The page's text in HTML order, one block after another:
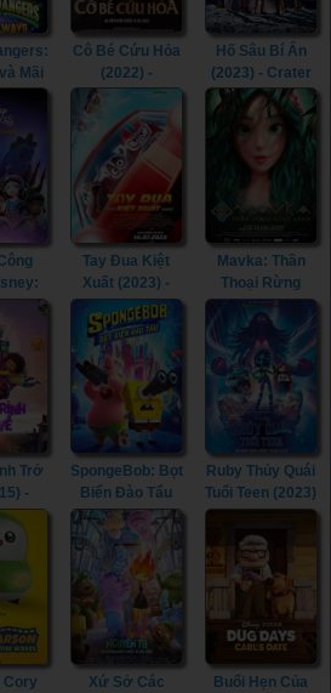
Mãi
-
Cô Bé Cứu Hỏa
(2022) -
Fireheart (2022)
Hố Sâu Bí Ẩn
(2023) - Crater
(2023)
Lâu
-
The
Tay Đua Kiệt
Xuất (2023) -
Rally Road
Racers (2023)
Mavka: Thần
Thoại Rừng
Xanh (2023) -
Mavka: The
Forest Song
(2023)
Trở
-
SpongeBob: Bọt
Biển Đào Tẩu
(2020) - The
SpongeBob
Movie: Sponge
on the Run
(2020)
Ruby Thủy Quái
Tuổi Teen (2023)
- Ruby Gillman,
Teenage Kraken
(2023)
Cory
Xứ Sở Các
Buổi Hẹn Của